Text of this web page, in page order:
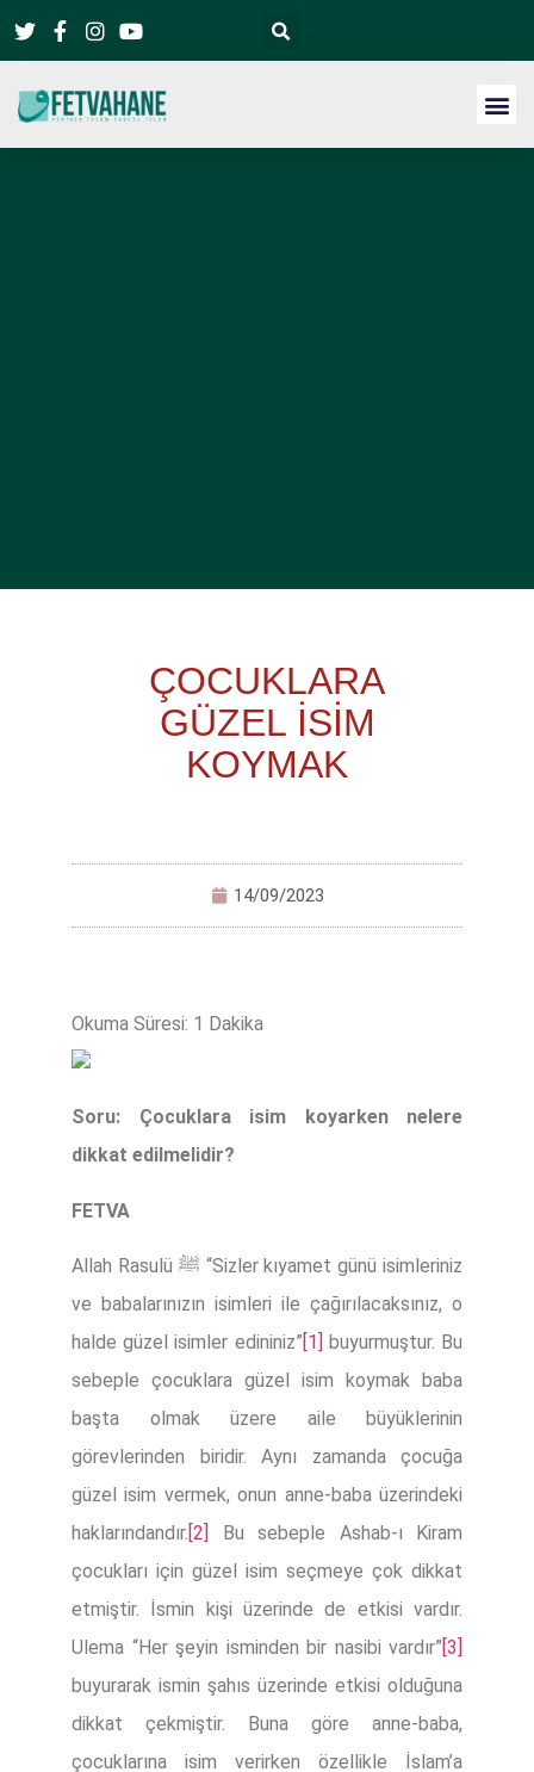
ÇOCUKLARA
GÜZEL İSİM
KOYMAK
14/09/2023
Soru: Çocuklara isim koyarken nelere
dikkat edilmelidir?
FETVA
Allah Rasulü ﷺ “Sizler kıyamet günü isimleriniz
ve babalarınızın isimleri ile çağırılacaksınız, o
halde güzel isimler edininiz” [1]
buyurmuştur. Bu
sebeple çocuklara güzel isim koymak baba
başta olmak üzere aile büyüklerinin
görevlerinden biridir. Aynı zamanda çocuğa
güzel isim vermek, onun anne-baba üzerindeki
haklarındandır. [2]
Bu sebeple Ashab-ı Kiram
çocukları için güzel isim seçmeye çok dikkat
etmiştir. İsmin kişi üzerinde de etkisi vardır.
Ulema “Her şeyin isminden bir nasibi vardır” [3]
buyurarak ismin şahıs üzerinde etkisi olduğuna
dikkat çekmiştir. Buna göre anne-baba,
çocuklarına isim verirken özellikle İslam’a